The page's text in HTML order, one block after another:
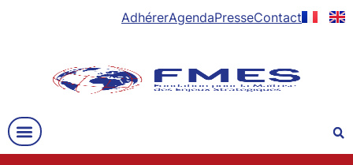
AdhérerAgendaPresseContact